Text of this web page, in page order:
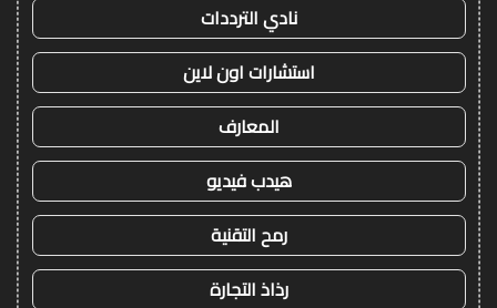
نادي الترددات
استشارات اون لاين
المعارف
هيدب فيديو
رمح التقنية
رذاذ التجارة